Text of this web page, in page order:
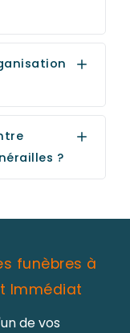
?
funèbres à
Immédiat
de vos